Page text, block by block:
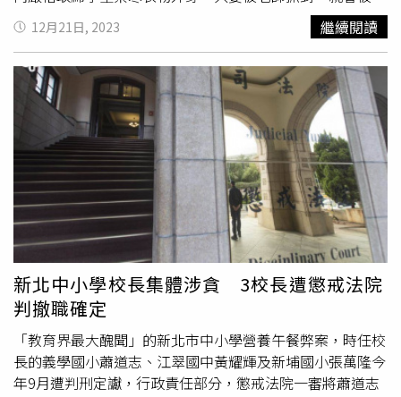
求罰開合跳或寫生輔表，有學生就因此累積被罰跳超過400
下，另有學生指證，自己因為天冷穿保暖衣物，就被處罰開
合跳累積2000下。吳姓生輔組長稱，開合跳是正向管教、
體能訓練，提供學生自由選擇。另又在IG上回覆學生，「我
覺得體能訓練也是學生選擇的，明明知道穿便服要寫反省
書，還是一堆人穿，又一堆人不喜歡寫反省書，開合跳只是
正向管教的選擇，並不會有人強迫你做開合跳，二選一還是
一堆人選開合跳那何來體罰之說？」青民協強調，依照法
規，學生若服儀有違規，學校可以對學生做的輔導管教措施
就是限定的6種，裡面根本不包含「開合跳」，所以學校以
「提供選項」當理由，要學生「開合跳」本來就違法。青民
協呼籲，新北市教育局正視
樹林高中
雙重違法的情形，不僅
違反教育部函文要求學生在禦寒衣物內必須穿著校服外套，
甚至對於違反的學生處以開合跳200下以上的管教措施，都
明顯不符合教育部及新北市政府規範。青民協認為，新北市
政府應立即要求樹林高中召開校事會議，調查涉體罰、不當
管教的教師，並普查校內多少學生曾遭體罰數百下開合跳，
今年監察院已糾正嘉義市政府包庇市內國中以體能訓練為名
12月21日, 2023 繼續閱讀
新北中小學校長集體涉貪 3校長遭懲戒法院
判撤職確定
「教育界最大醜聞」的新北市中小學營養午餐弊案，時任校
長的義學國小蕭道志、江翠國中黃耀輝及新埔國小張萬隆今
年9月遭判刑定讞，行政責任部分，懲戒法院一審將蕭道志